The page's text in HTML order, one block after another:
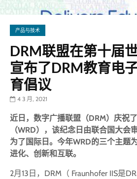
产品与技术
DRM联盟在第十届
宣布了DRM教育电
育倡议
4 3 月, 2021
近日，数字广播联盟（DRM）庆祝
（WRD），该纪念日由联合国大会
为了国际日。今年WRD的三个主题
进化、创新和互联。
2月13日，DRM（ Fraunhofer IIS是